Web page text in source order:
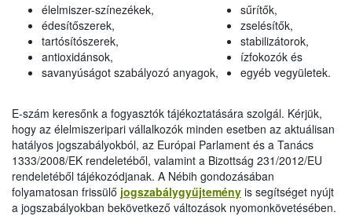
élelmiszer-színezékek,
édesítőszerek,
tartósítószerek,
antioxidánsok,
savanyúságot szabályozó anyagok,
sűrítők,
zselésítők,
stabilizátorok,
ízfokozók és
egyéb vegyületek.
E-szám keresőnk a fogyasztók tájékoztatására szolgál. Kérjük,
hogy az élelmiszeripari vállalkozók minden esetben az aktuálisan
hatályos jogszabályokból, az Európai Parlament és a Tanács
1333/2008/EK rendeletéből, valamint a Bizottság 231/2012/EU
rendeletéből tájékozódjanak. A Nébih gondozásában
folyamatosan frissülő jogszabálygyűjtemény is segítséget nyújt
a jogszabályokban bekövetkező változások nyomonkövetésében.